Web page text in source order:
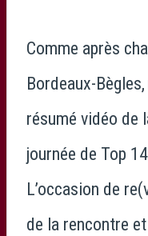
Comme après
Bordeaux-
résumé vidéo de
journée de Top
L’occasion de
de la rencontre